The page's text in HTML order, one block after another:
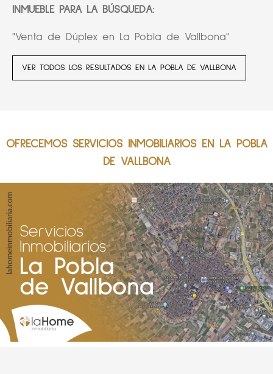
INMUEBLE PARA LA BÚSQUEDA:
"Venta de Dúplex en La Pobla de Vallbona"
VER TODOS LOS RESULTADOS EN LA POBLA DE VALLBONA
OFRECEMOS SERVICIOS INMOBILIARIOS EN LA POBLA
DE VALLBONA